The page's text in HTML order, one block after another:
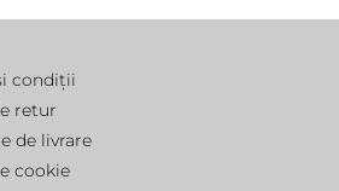
condiții
retur
de livrare
cookie